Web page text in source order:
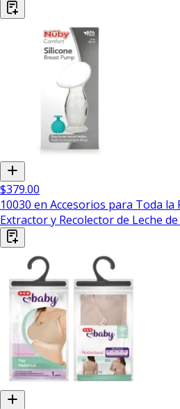
$379.00
10030 en Accesorios para Toda la
Extractor y Recolector de Leche